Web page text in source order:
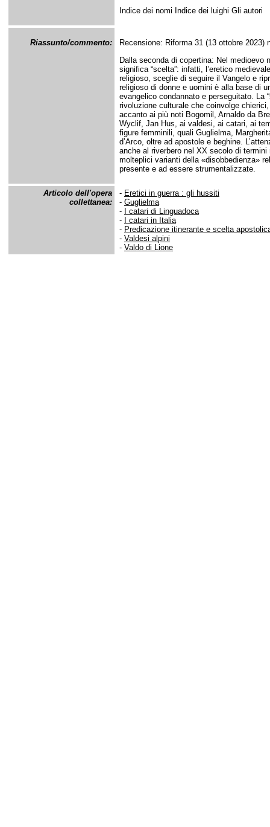
Indice dei nomi Indice dei luighi Gli autori
Riassunto/commento:
Recensione: Riforma 31 (13 ottobre 2023)
Dalla seconda di copertina: Nel
significa “scelta”: infatti, l’eretico
religioso, sceglie di seguire il Vangelo e
religioso di donne e uomini è alla base di
evangelico condannato e perseguitato. La
rivoluzione culturale che coinvolge
accanto ai più noti Bogomil, Arnaldo da
Wyclif, Jan Hus, ai valdesi, ai catari, ai
figure femminili, quali Guglielma,
d’Arco, oltre ad apostole e beghine.
anche al riverbero nel XX secolo di
molteplici varianti della «disobbedienza»
presente e ad essere strumentalizzate.
Articolo dell'opera
collettanea:
- Eretici in guerra : gli hussiti
- Guglielma
-
I catari di Linguadoca
-
I catari in Italia
- Predicazione itinerante e scelta
- Valdesi alpini
- Valdo di Lione